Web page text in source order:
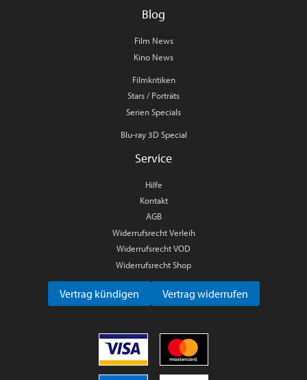
Blog
Film News
Kino News
Filmkritiken
Stars / Porträts
Serien Specials
Blu-ray 3D Special
Service
Hilfe
Kontakt
AGB
Widerrufsrecht Verleih
Widerrufsrecht VOD
Widerrufsrecht Shop
Vertrag kündigen Vertrag widerrufen